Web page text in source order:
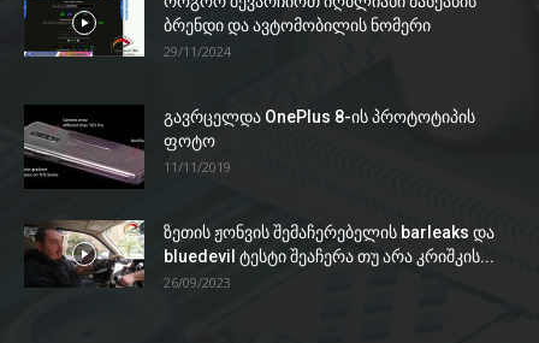
ბრენდი და ავტომობილის ნომერი
29/11/2024
გავრცელდა OnePlus 8-ის პროტოტიპის
ფოტო
11/11/2019
ზეთის ჟონვის შემაჩერებელის barleaks და
bluedevil ტესტი შეაჩერა თუ არა კრიშკის...
26/09/2023